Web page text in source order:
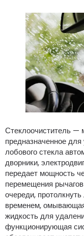
Стеклоочиститель —
предназначенное
лобового стекла
дворники,
передает мощность
перемещения
очереди,
временем,
жидкость для
функционирующая